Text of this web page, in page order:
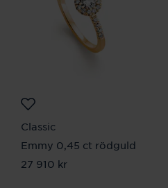
Classic
Emmy 0,45 ct rödguld
Pris:27 910 kr
27 910 kr